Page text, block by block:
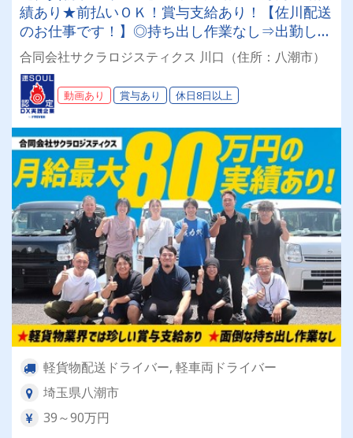
績あり★前払いＯＫ！賞与支給あり！【佐川配送
のお仕事です！】◎持ち出し作業なし⇒出勤した
ら荷積みのみで業務スタート◎◇ノルマなし◇未
経験者歓迎◇入社支度金支給◇ドラEVER公式
Tiktokにてサクラロジのショート動画公開中♪
合同会社サクラロジスティクス 川口（住所：八潮市）
動画あり 賞与あり 休日8日以上
軽貨物配送ドライバー, 軽車両ドライバー
埼玉県八潮市
39～90万円